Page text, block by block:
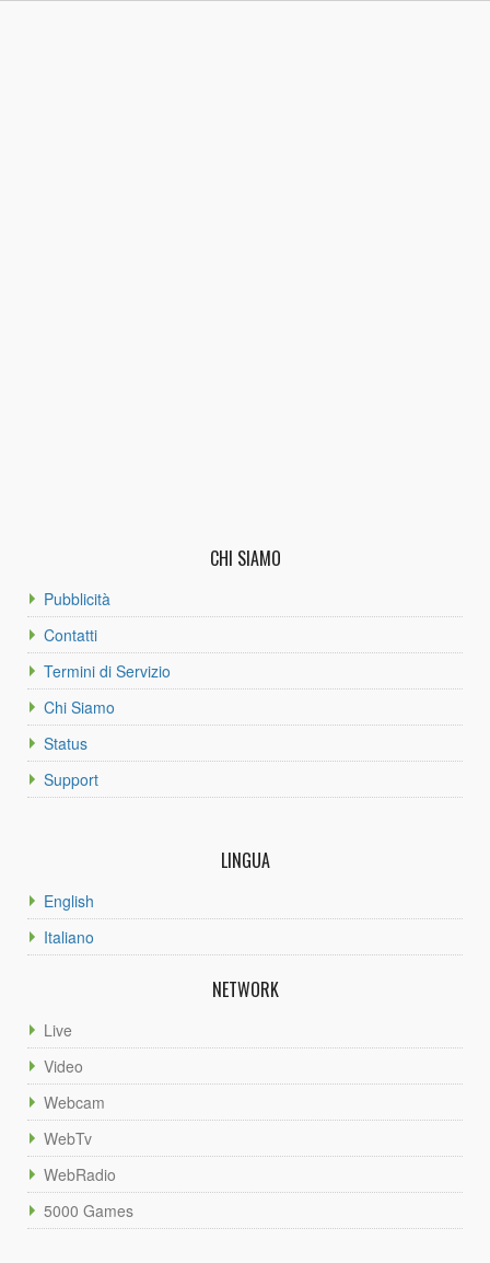
CHI SIAMO
Pubblicità
Contatti
Termini di Servizio
Chi Siamo
Status
Support
LINGUA
English
Italiano
NETWORK
Live
Video
Webcam
WebTv
WebRadio
5000 Games